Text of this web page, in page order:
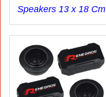
Speakers 13 x 18 Cm